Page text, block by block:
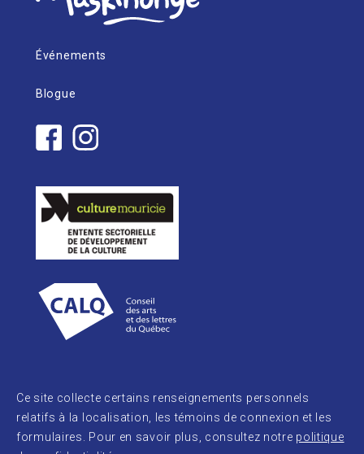
Événements
Blogue
Ce site collecte certains renseignements personnels
relatifs à la localisation, les témoins de connexion et les
formulaires. Pour en savoir plus, consultez notre politique